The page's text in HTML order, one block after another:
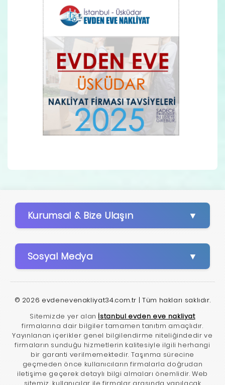
Kurumsal & Bize Ulaşın
Sosyal Medya
© 2026 evdenevenakliyat34.com.tr | Tüm hakları saklıdır.
Sitemizde yer alan İstanbul evden eve nakliyat
firmalarına dair bilgiler tamamen tanıtım amaçlıdır.
Yayınlanan içerikler genel bilgilendirme niteliğindedir ve
firmaların sunduğu hizmetlerin kalitesiyle ilgili herhangi
bir garanti verilmemektedir. Taşınma sürecine
geçmeden önce kullanıcıların firmalarla doğrudan
iletişime geçerek detaylı bilgi almaları önemlidir. Web
sitemiz, kullanıcılar ile firmalar arasında yapılacak